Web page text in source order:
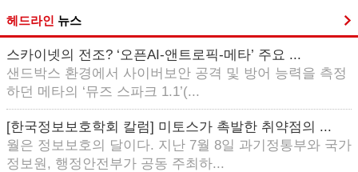
헤드라인 뉴스
스카이넷의 전조? ‘오픈AI-앤트로픽-메타’ 주요 ...
샌드박스 환경에서 사이버보안 공격 및 방어 능력을 측정
하던 메타의 ‘뮤즈 스파크 1.1’(...
[한국정보보호학회 칼럼] 미토스가 촉발한 취약점의 ...
월은 정보보호의 달이다. 지난 7월 8일 과기정통부와 국가
정보원, 행정안전부가 공동 주최하...